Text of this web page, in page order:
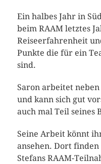
Ein halbes Jahr in
beim RAAM letztes
Reiseerfahrenheit
Punkte die für ein
sind.
Saron arbeitet
und kann sich gut
auch mal Teil seines
Seine Arbeit könnt
ansehen. Dort
Stefans RAAM-